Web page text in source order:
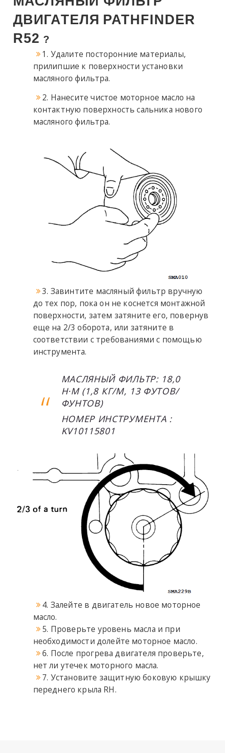
ДВИГАТЕЛЯ PATHFINDER
R52 ?
1. Удалите посторонние материалы,
прилипшие к поверхности установки
масляного фильтра.
2. Нанесите чистое моторное масло на
контактную поверхность сальника нового
масляного фильтра.
3. Завинтите масляный фильтр вручную
до тех пор, пока он не коснется монтажной
поверхности, затем затяните его, повернув
еще на 2/3 оборота, или затяните в
соответствии с требованиями с помощью
инструмента.
МАСЛЯНЫЙ ФИЛЬТР: 18,0
Н·М (1,8 КГ/М, 13 ФУТОВ/
ФУНТОВ)
НОМЕР ИНСТРУМЕНТА :
KV10115801
4. Залейте в двигатель новое моторное
масло.
5. Проверьте уровень масла и при
необходимости долейте моторное масло.
6. После прогрева двигателя проверьте,
нет ли утечек моторного масла.
7. Установите защитную боковую крышку
переднего крыла RH.